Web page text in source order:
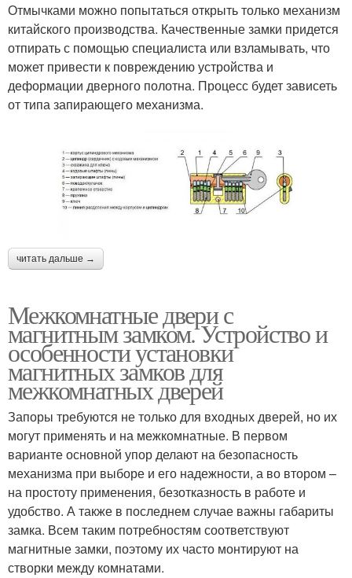
Отмычками можно попытаться открыть только механизм
китайского производства. Качественные замки придется
отпирать с помощью специалиста или взламывать, что
может привести к повреждению устройства и
деформации дверного полотна. Процесс будет зависеть
от типа запирающего механизма.
читать дальше →
Межкомнатные двери с
магнитным замком. Устройство и
особенности установки
магнитных замков для
межкомнатных дверей
Запоры требуются не только для входных дверей, но их
могут применять и на межкомнатные. В первом
варианте основной упор делают на безопасность
механизма при выборе и его надежности, а во втором –
на простоту применения, безотказность в работе и
удобство. А также в последнем случае важны габариты
замка. Всем таким потребностям соответствуют
магнитные замки, поэтому их часто монтируют на
створки между комнатами.